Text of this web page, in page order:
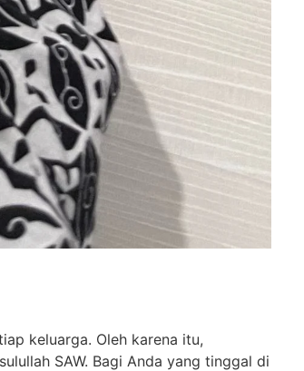
keluarga. Oleh karena itu,
SAW. Bagi Anda yang tinggal di